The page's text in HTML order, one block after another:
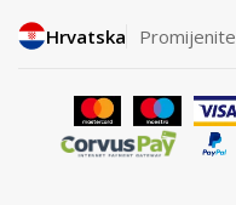
Hrvatska Promijenite